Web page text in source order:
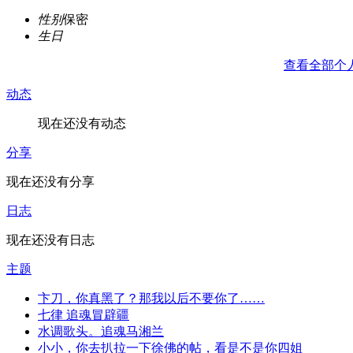
性别保密
生日
查看全部个
动态
现在还没有动态
分享
现在还没有分享
日志
现在还没有日志
主题
卞刀，你真黑了？那我以后不要你了……
七律 追魂冒辟疆
水调歌头。追魂马湘兰
小小，你去扒拉一下徐佛的帖，看是不是你四姐